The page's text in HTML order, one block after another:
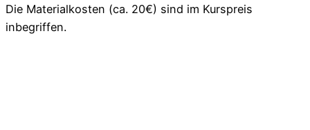
Die Materialkosten (ca. 20€) sind im Kurspreis
inbegriffen.